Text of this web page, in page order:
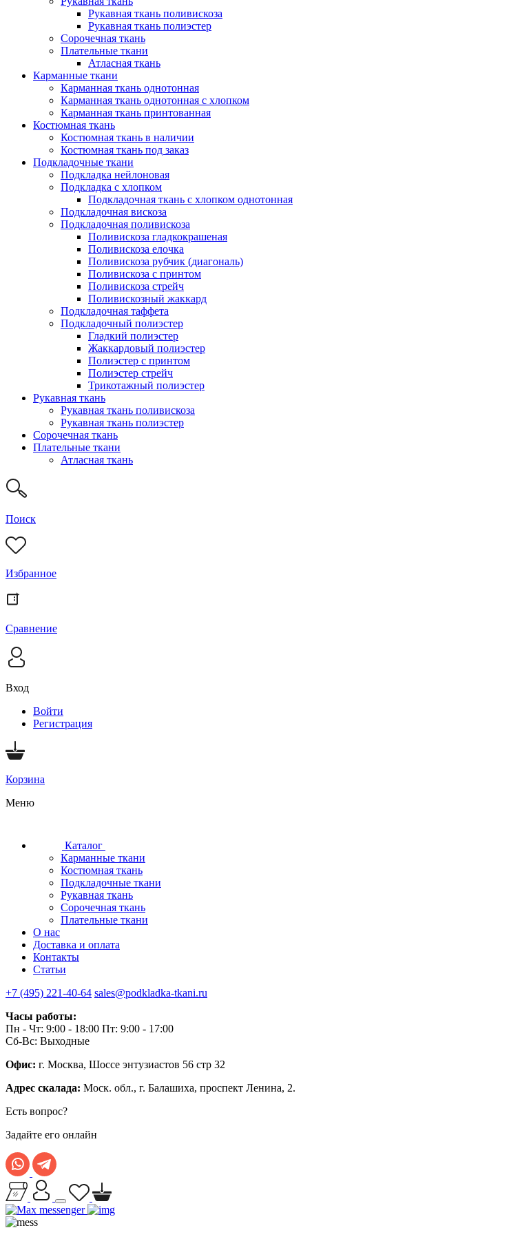
Рукавная ткань поливискоза
Рукавная ткань полиэстер
Сорочечная ткань
Плательные ткани
Атласная ткань
Карманные ткани
Карманная ткань однотонная
Карманная ткань однотонная с хлопком
Карманная ткань принтованная
Костюмная ткань
Костюмная ткань в наличии
Костюмная ткань под заказ
Подкладочные ткани
Подкладка нейлоновая
Подкладка с хлопком
Подкладочная ткань с хлопком однотонная
Подкладочная вискоза
Подкладочная поливискоза
Поливискоза гладкокрашеная
Поливискоза елочка
Поливискоза рубчик (диагональ)
Поливискоза с принтом
Поливискоза стрейч
Поливискозный жаккард
Подкладочная таффета
Подкладочный полиэстер
Гладкий полиэстер
Жаккардовый полиэстер
Полиэстер с принтом
Полиэстер стрейч
Трикотажный полиэстер
Рукавная ткань
Рукавная ткань поливискоза
Рукавная ткань полиэстер
Сорочечная ткань
Плательные ткани
Атласная ткань
Поиск
Избранное
Сравнение
Вход
Войти
Регистрация
Корзина
Меню
Каталог
Карманные ткани
Костюмная ткань
Подкладочные ткани
Рукавная ткань
Сорочечная ткань
Плательные ткани
О нас
Доставка и оплата
Контакты
Статьи
+7 (495) 221-40-64 sales@podkladka-tkani.ru
Часы работы:
Пн - Чт: 9:00 - 18:00 Пт: 9:00 - 17:00
Сб-Вс: Выходные
Офис: г. Москва, Шоссе энтузиастов 56 стр 32
Адрес скалада: Моск. обл., г. Балашиха, проспект Ленина, 2.
Есть вопрос?
Задайте его онлайн